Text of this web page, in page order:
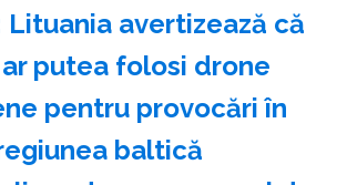
Lituania avertizează că
ar putea folosi drone
pentru provocări în
baltică